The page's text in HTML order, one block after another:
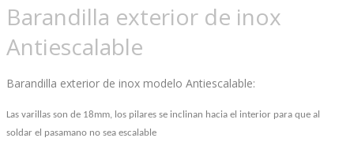
Barandilla exterior de inox
Antiescalable
Barandilla exterior de inox modelo Antiescalable:
Las varillas son de 18mm, los pilares se inclinan hacia el interior para que al
soldar el pasamano no sea escalable